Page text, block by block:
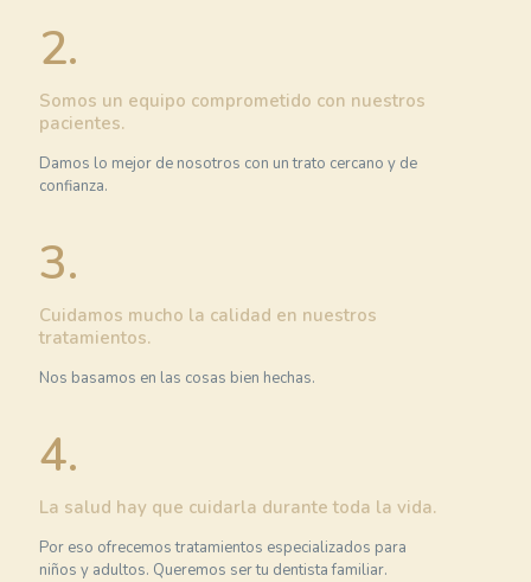
2.
Somos un equipo comprometido con nuestros
pacientes.
Damos lo mejor de nosotros con un trato cercano y de
confianza.
3.
Cuidamos mucho la calidad en nuestros
tratamientos.
Nos basamos en las cosas bien hechas.
4.
La salud hay que cuidarla durante toda la vida.
Por eso ofrecemos tratamientos especializados para
niños y adultos. Queremos ser tu dentista familiar.